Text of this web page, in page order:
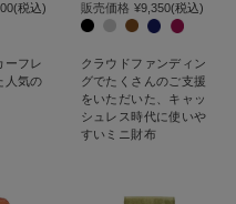
税込
ーフレ
人気の
販売価格 ¥9,350 税込
クラウドファンディン
グでたくさんのご支援
をいただいた、キャッ
シュレス時代に使いや
すいミニ財布